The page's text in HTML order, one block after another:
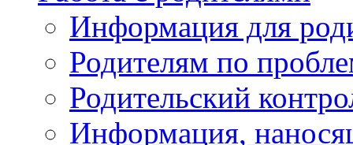
Информация для
Родителям по
Родительский
Информация,